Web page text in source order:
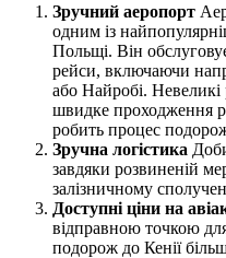
Зручний аеропорт
одним із
Польщі. Він
рейси, включаючи
або Найробі. Невеликі
швидке проходження
робить процес
Зручна логістика
завдяки розвиненій
залізничному
Доступні ціни на
відправною точкою
подорож до Кенії